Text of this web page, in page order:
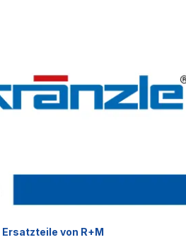
Ersatzteile von R+M